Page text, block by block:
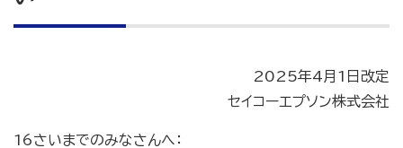
2025年4月1日改定
セイコーエプソン株式会社
16さいまでのみなさんへ：